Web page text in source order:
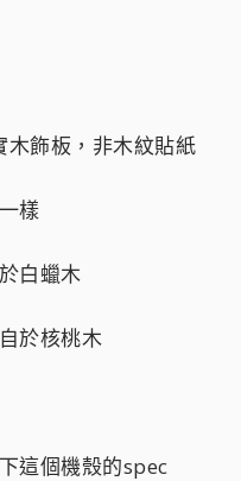
木飾板，非木紋貼紙
樣
白蠟木
於核桃木
這個機殼的spec